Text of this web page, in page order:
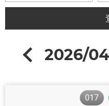
2026/
017